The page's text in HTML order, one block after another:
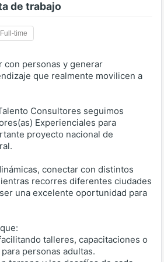
de trabajo
Full-time
con personas y generar
que realmente movilicen a
Consultores seguimos
Experienciales para
proyecto nacional de
conectar con distintos
recorres diferentes ciudades
una excelente oportunidad para
talleres, capacitaciones o
personas adultas.